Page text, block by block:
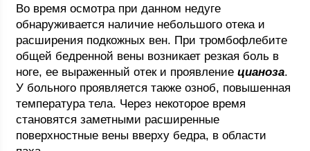
Во время осмотра при данном недуге
обнаруживается наличие небольшого отека и
расширения подкожных вен. При тромбофлебите
общей бедренной вены возникает резкая боль в
ноге, ее выраженный отек и проявлениецианоза.
У больного проявляется также озноб, повышенная
температура тела. Через некоторое время
становятся заметными расширенные
поверхностные вены вверху бедра, в области